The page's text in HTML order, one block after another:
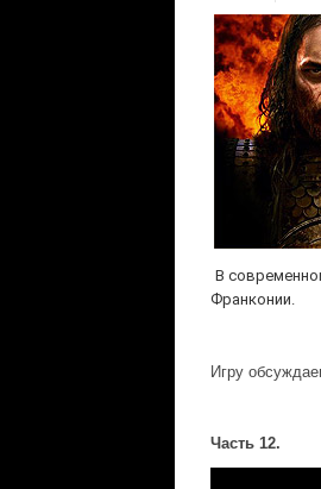
В
Франконии.
Игру
Часть 12.